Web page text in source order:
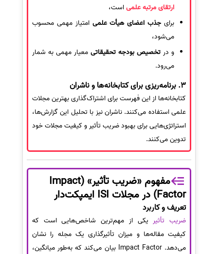
ارتقای مرتبه علمیاست،
برای جذب اعضای هیأت علمی امتیاز مهمی محسوب
می‌شود،
و در تخصیص بودجه تحقیقاتی معیار مهمی به شمار
می‌رود.
3. برنامه‌ریزی برای کتابخانه‌ها و ناشران
کتابخانه‌ها از این فهرست برای اشتراک‌گذاری بهترین مجلات
علمی استفاده می‌کنند. ناشران نیز با تحلیل این گزارش‌ها،
استراتژی‌هایی برای بهبود ضریب تأثیر و کیفیت مجلات خود
تدوین می‌کنند.
مفهوم «ضریب تأثیر» (Impact
Factor) در مجلات ISI ایمپکت‌دار
تعریف و کاربرد
ضریب تأثیریکی از مهم‌ترین شاخص‌هایی است که
کیفیت مقاله‌ها و میزان تأثیرگذاری یک مجله را نشان
می‌دهد. Impact Factor بیان می‌کند که به‌طور میانگین،